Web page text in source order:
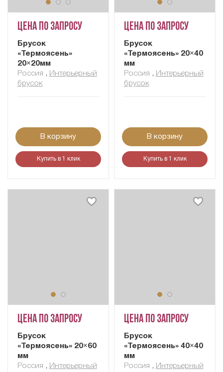
Цена по запросу
Брусок
«Термоясень»
20×20мм
Россия , Интерьерный
брусок
В корзину
Купить в 1 клик
Цена по запросу
Брусок
«Термоясень» 20×40
мм
Россия , Интерьерный
брусок
В корзину
Купить в 1 клик
Цена по запросу
Брусок
«Термоясень» 20×60
мм
Россия , Интерьерный
Цена по запросу
Брусок
«Термоясень» 40×40
мм
Россия , Интерьерный